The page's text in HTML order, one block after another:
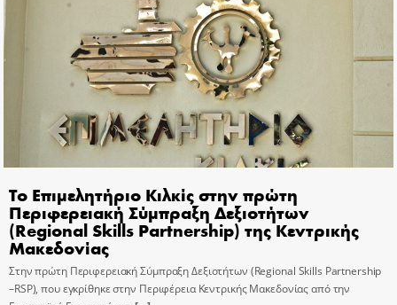
Το Επιμελητήριο Κιλκίς στην πρώτη
Περιφερειακή Σύμπραξη Δεξιοτήτων
(Regional Skills Partnership) της Κεντρικής
Μακεδονίας
Στην πρώτη Περιφερειακή Σύμπραξη Δεξιοτήτων (Regional Skills Partnership
–RSP), που εγκρίθηκε στην Περιφέρεια Κεντρικής Μακεδονίας από την